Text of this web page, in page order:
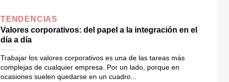
TENDENCIAS
Valores corporativos: del papel a la integración en el
día a día
Trabajar los valores corporativos es una de las tareas más
complejas de cualquier empresa. Por un lado, porque en
ocasiones suelen quedarse en un cuadro...